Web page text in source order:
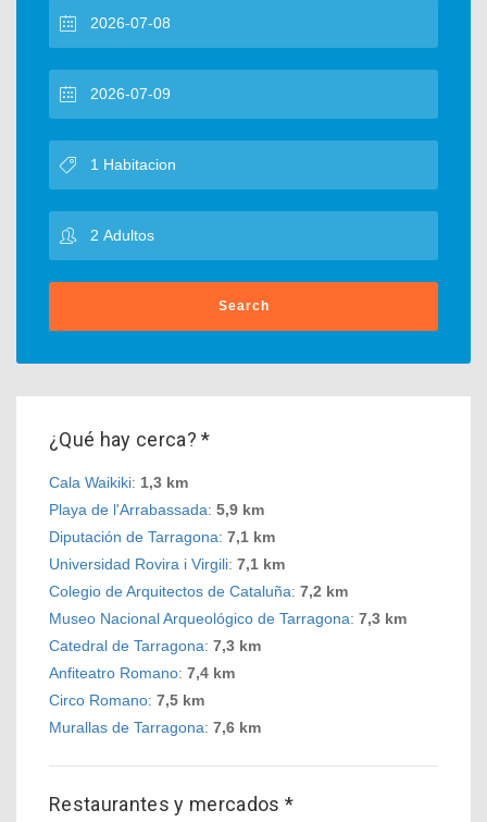
Search
¿Qué hay cerca? *
Cala Waikiki: 1,3 km
Playa de l'Arrabassada: 5,9 km
Diputación de Tarragona: 7,1 km
Universidad Rovira i Virgili: 7,1 km
Colegio de Arquitectos de Cataluña: 7,2 km
Museo Nacional Arqueológico de Tarragona: 7,3 km
Catedral de Tarragona: 7,3 km
Anfiteatro Romano: 7,4 km
Circo Romano: 7,5 km
Murallas de Tarragona: 7,6 km
Restaurantes y mercados *